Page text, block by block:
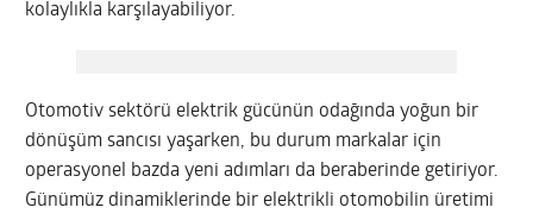
kolaylıkla karşılayabiliyor.
Otomotiv sektörü elektrik gücünün odağında yoğun bir
dönüşüm sancısı yaşarken, bu durum markalar için
operasyonel bazda yeni adımları da beraberinde getiriyor.
Günümüz dinamiklerinde bir elektrikli otomobilin üretimi